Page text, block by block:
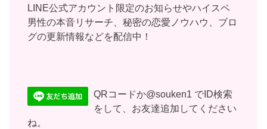
LINE公式アカウント限定のお知らせやハイスペ
男性の本音リサーチ、秘密の恋愛ノウハウ、ブロ
グの更新情報などを配信中！
QRコードか@souken1 でID検索
をして、お友達追加してください
ね。